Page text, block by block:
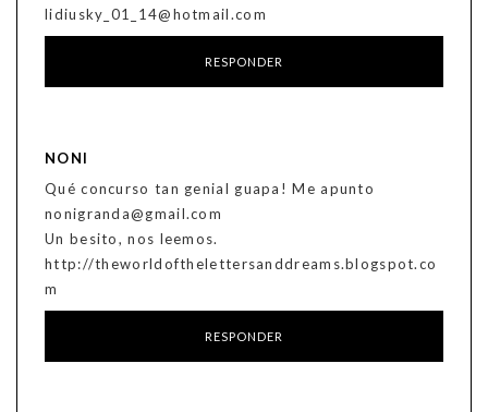
lidiusky_01_14@hotmail.com
RESPONDER
NONI
Qué concurso tan genial guapa! Me apunto
nonigranda@gmail.com
Un besito, nos leemos.
http://theworldofthelettersanddreams.blogspot.co
m
RESPONDER